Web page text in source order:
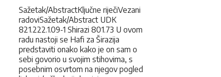
Sažetak/AbstractKljučne riječiVezani
radoviSažetak/Abstract UDK
821.222.1.09-1 Shirazi 801.73 U ovom
radu nastoji se Hafi za Širazija
predstaviti onako kako je on sam o
sebi govorio u svojim stihovima, s
posebnim osvrtom na njegov pogled